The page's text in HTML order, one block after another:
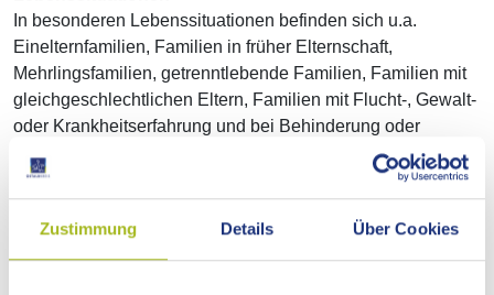
Zustimmung Details Über Cookies
In besonderen Lebenssituationen befinden sich u.a.
Einelternfamilien, Familien in früher Elternschaft,
Mehrlingsfamilien, getrenntlebende Familien, Familien mit
gleichgeschlechtlichen Eltern, Familien mit Flucht-, Gewalt-
oder Krankheitserfahrung und bei Behinderung oder
Pflegebedürftigkeit eines Familienmitglieds sowie
zugewanderte Familien.
Familienbildungsfreizeiten
Mehrtägige Angebote für Familien in besonderen